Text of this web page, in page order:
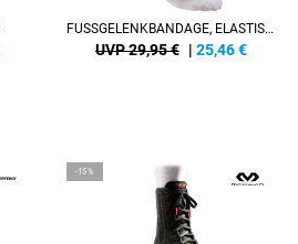
FUSSGELENKBANDAGE, ELASTISCH
UVP 29,95 € | 25,46€
-15%